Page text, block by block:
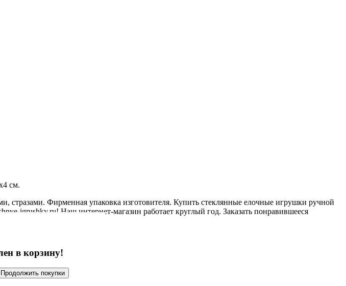
см.
стразами. Фирменная упаковка изготовителя. Купить стеклянные елочные игрушки ручной
igrushky.ru! Наш интернет-магазин работает круглый год. Заказать понравившееся
в корзину!
Продолжить покупки